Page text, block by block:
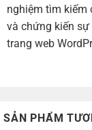
nghiệm tìm kiếm
và chứng kiến
trang web
SẢN PHẨM